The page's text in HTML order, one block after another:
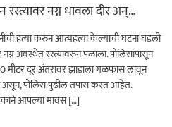
नग्न धावला दीर अन्…
हत्या करुन आत्महत्या केल्याची घटना घडली
अवस्थेत रस्त्यावरुन पळाला. पोलिसांपासून
मीटर दूर अंतरावर झाडाला गळफास लावून
असून, पोलिस पुढील तपास करत आहेत.
आपल्या मावस […]